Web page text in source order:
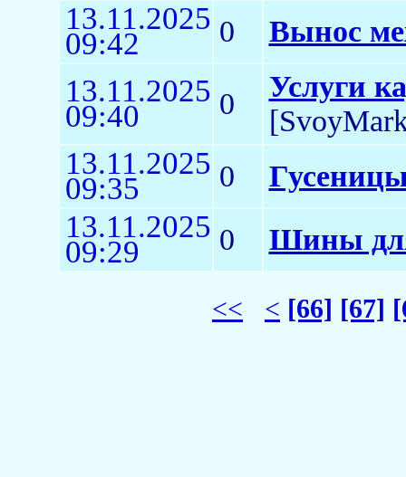
13.11.2025
09:42 0 Вынос
13.11.2025
09:40 0
Услуги
13.11.2025
09:35 0
13.11.2025
09:29 0 Шины
<< < [66] [67]